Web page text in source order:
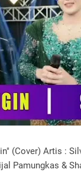
(Cover) Artis :
Pamungkas &